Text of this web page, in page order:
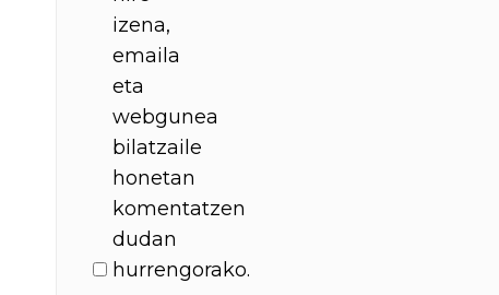
izena,
emaila
eta
webgunea
bilatzaile
honetan
komentatzen
dudan
hurrengorako.